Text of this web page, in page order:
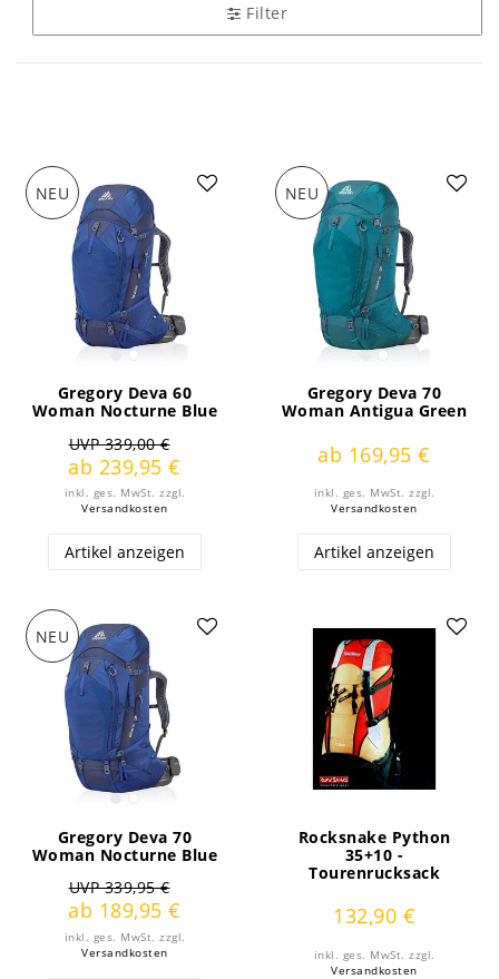
Filter
NEU
Gregory Deva 60
Woman Nocturne Blue
UVP 339,00 €
ab 239,95 €
inkl. ges. MwSt. zzgl.
Versandkosten
Artikel anzeigen
NEU
Gregory Deva 70
Woman Antigua Green
ab 169,95 €
inkl. ges. MwSt. zzgl.
Versandkosten
Artikel anzeigen
NEU
Gregory Deva 70
Woman Nocturne Blue
UVP 339,95 €
ab 189,95 €
inkl. ges. MwSt. zzgl.
Versandkosten
Rocksnake Python
35+10 -
Tourenrucksack
132,90 €
inkl. ges. MwSt. zzgl.
Versandkosten